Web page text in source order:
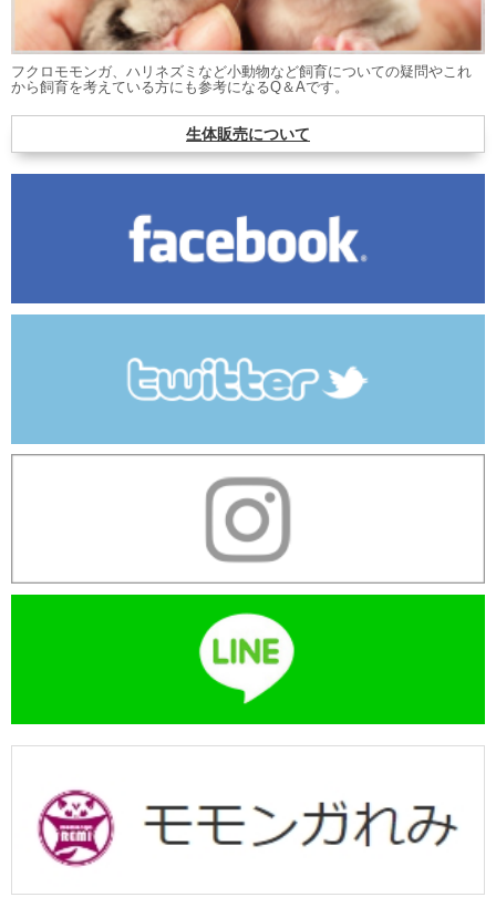
フクロモモンガ、ハリネズミなど小動物など飼育についての疑問やこれ
から飼育を考えている方にも参考になるQ＆Aです。
生体販売について